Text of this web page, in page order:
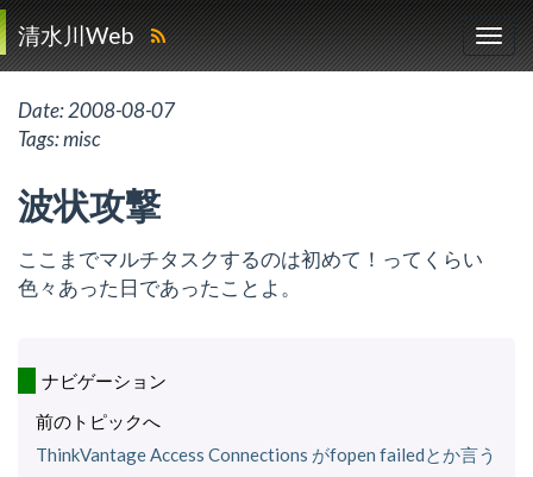
清水川Web
Date:2008-08-07
Tags:misc
波状攻撃
ここまでマルチタスクするのは初めて！ってくらい
色々あった日であったことよ。
ナビゲーション
前のトピックへ
ThinkVantage Access Connections がfopen failedとか言う